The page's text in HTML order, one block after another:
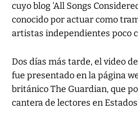
cuyo blog 'All Songs
conocido por actuar como
artistas independientes poco
Dos días más tarde, el video
fue presentado en la página
británico The Guardian, que
cantera de lectores en